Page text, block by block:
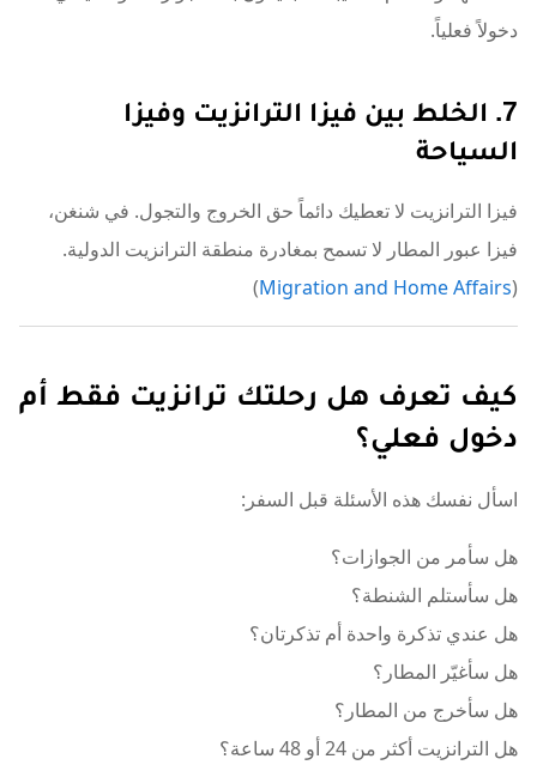
دخولاً فعلياً.
7. الخلط بين فيزا الترانزيت وفيزا
السياحة
فيزا الترانزيت لا تعطيك دائماً حق الخروج والتجول. في شنغن،
فيزا عبور المطار لا تسمح بمغادرة منطقة الترانزيت الدولية.
(
Migration and Home Affairs
)
كيف تعرف هل رحلتك ترانزيت فقط أم
دخول فعلي؟
اسأل نفسك هذه الأسئلة قبل السفر:
هل سأمر من الجوازات؟
هل سأستلم الشنطة؟
هل عندي تذكرة واحدة أم تذكرتان؟
هل سأغيّر المطار؟
هل سأخرج من المطار؟
هل الترانزيت أكثر من 24 أو 48 ساعة؟